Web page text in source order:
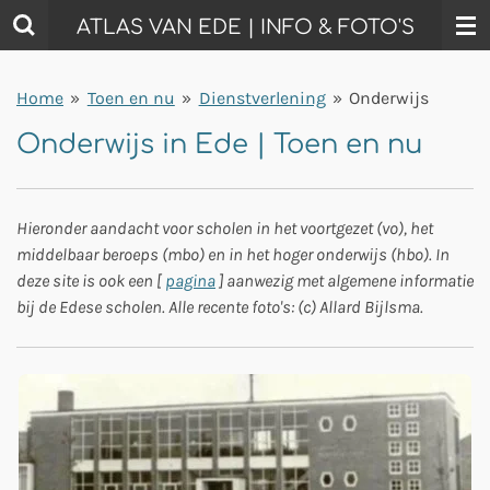
Ga
direct
de
hoofdinhoud
ATLAS VAN EDE | INFO & FOTO'S
Home » Toen en nu » Dienstverlening » Onderwijs
Onderwijs in Ede | Toen en nu
Hieronder aandacht voor scholen in het voortgezet (vo), het
middelbaar beroeps (mbo) en in het hoger onderwijs (hbo). In
deze site is ook een [ pagina ] aanwezig met algemene informatie
bij de Edese scholen. Alle recente foto's: (c) Allard Bijlsma.